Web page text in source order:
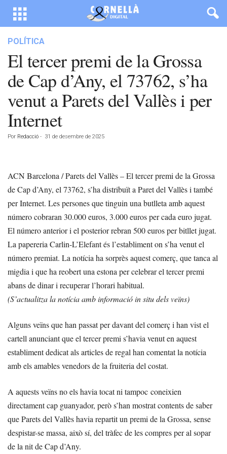
POLÍTICA
El tercer premi de la Grossa
de Cap d’Any, el 73762, s’ha
venut a Parets del Vallès i per
Internet
Por Redacció - 31 de desembre de 2025
ACN Barcelona / Parets del Vallès – El tercer premi de la Grossa
de Cap d’Any, el 73762, s’ha distribuït a Paret del Vallès i també
per Internet. Les persones que tinguin una butlleta amb aquest
número cobraran 30.000 euros, 3.000 euros per cada euro jugat.
El número anterior i el posterior rebran 500 euros per bitllet jugat.
La papereria Carlin-L’Elefant és l’establiment on s’ha venut el
número premiat. La notícia ha sorprès aquest comerç, que tanca al
migdia i que ha reobert una estona per celebrar el tercer premi
abans de dinar i recuperar l’horari habitual.
(S’actualitza la notícia amb informació in situ dels veïns)
Alguns veïns que han passat per davant del comerç i han vist el
cartell anunciant que el tercer premi s’havia venut en aquest
establiment dedicat als articles de regal han comentat la notícia
amb els amables venedors de la fruiteria del costat.
A aquests veïns no els havia tocat ni tampoc coneixien
directament cap guanyador, però s’han mostrat contents de saber
que Parets del Vallès havia repartit un premi de la Grossa, sense
despistar-se massa, això sí, del tràfec de les compres per al sopar
de la nit de Cap d’Any.